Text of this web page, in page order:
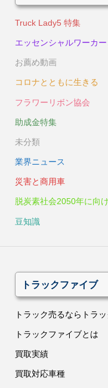
Truck Lady5 特集
エッセンシャルワーカ
お薦め動画
コロナとともに生きる
フラワーリボン協会
助成金特集
未分類
業界ニュース
災害と商用車
脱炭素社会2050年に向
豆知識
トラックファイブ
トラック売るならトラ
トラックファイブとは
買取実績
買取対応車種